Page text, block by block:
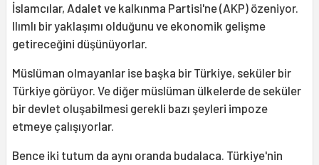
İslamcılar, Adalet ve kalkınma Partisi'ne (AKP) özeniyor.
Ilımlı bir yaklaşımı olduğunu ve ekonomik gelişme
getireceğini düşünüyorlar.
Müslüman olmayanlar ise başka bir Türkiye, seküler bir
Türkiye görüyor. Ve diğer müslüman ülkelerde de seküler
bir devlet oluşabilmesi gerekli bazı şeyleri impoze
etmeye çalışıyorlar.
Bence iki tutum da aynı oranda budalaca. Türkiye'nin